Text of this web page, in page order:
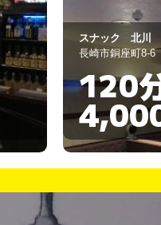
MAGANDA
長崎市本石灰町
60分